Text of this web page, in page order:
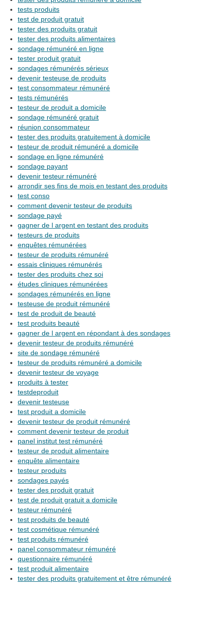
tests produits
test de produit gratuit
tester des produits gratuit
tester des produits alimentaires
sondage rémunéré en ligne
tester produit gratuit
sondages rémunérés sérieux
devenir testeuse de produits
test consommateur rémunéré
tests rémunérés
testeur de produit a domicile
sondage rémunéré gratuit
réunion consommateur
tester des produits gratuitement à domicile
testeur de produit rémunéré a domicile
sondage en ligne rémunéré
sondage payant
devenir testeur rémunéré
arrondir ses fins de mois en testant des produits
test conso
comment devenir testeur de produits
sondage payé
gagner de l argent en testant des produits
testeurs de produits
enquêtes rémunérées
testeur de produits rémunéré
essais cliniques rémunérés
tester des produits chez soi
études cliniques rémunérées
sondages rémunérés en ligne
testeuse de produit rémunéré
test de produit de beauté
test produits beauté
gagner de l argent en répondant à des sondages
devenir testeur de produits rémunéré
site de sondage rémunéré
testeur de produits rémunéré a domicile
devenir testeur de voyage
produits à tester
testdeproduit
devenir testeuse
test produit a domicile
devenir testeur de produit rémunéré
comment devenir testeur de produit
panel institut test rémunéré
testeur de produit alimentaire
enquête alimentaire
testeur produits
sondages payés
tester des produit gratuit
test de produit gratuit a domicile
testeur rémunéré
test produits de beauté
test cosmétique rémunéré
test produits rémunéré
panel consommateur rémunéré
questionnaire rémunéré
test produit alimentaire
tester des produits gratuitement et être rémunéré